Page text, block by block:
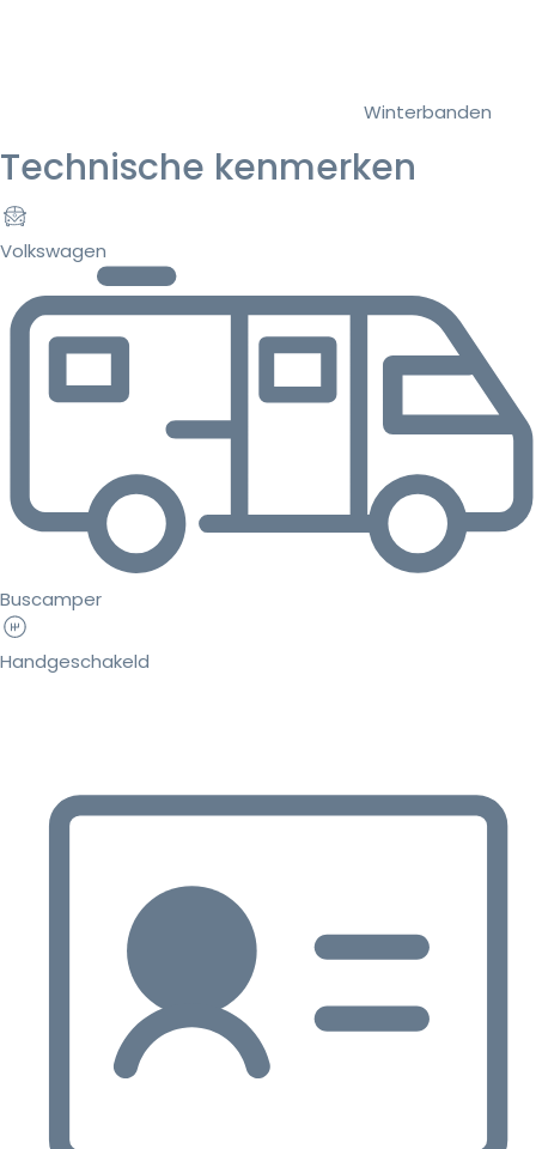
Winterbanden
Technische kenmerken
Volkswagen
Buscamper
Handgeschakeld